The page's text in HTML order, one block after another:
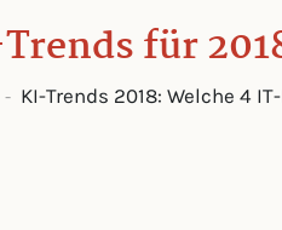
für
- KI-Trends 2018: Welche 4